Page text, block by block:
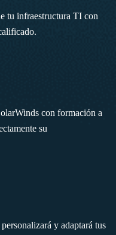
tu infraestructura TI con
con formación a
su
y adaptará tus